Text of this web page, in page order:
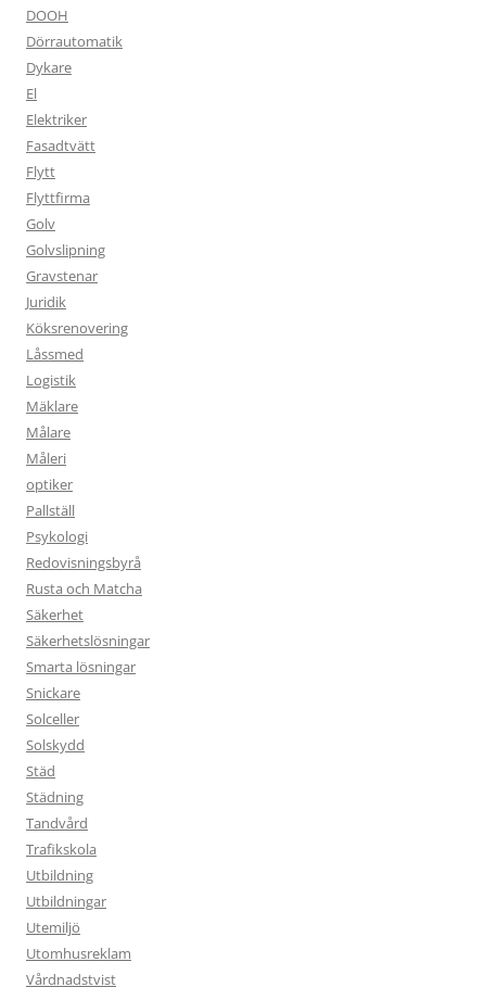
DOOH
Dörrautomatik
Dykare
El
Elektriker
Fasadtvätt
Flytt
Flyttfirma
Golv
Golvslipning
Gravstenar
Juridik
Köksrenovering
Låssmed
Logistik
Mäklare
Målare
Måleri
optiker
Pallställ
Psykologi
Redovisningsbyrå
Rusta och Matcha
Säkerhet
Säkerhetslösningar
Smarta lösningar
Snickare
Solceller
Solskydd
Städ
Städning
Tandvård
Trafikskola
Utbildning
Utbildningar
Utemiljö
Utomhusreklam
Vårdnadstvist